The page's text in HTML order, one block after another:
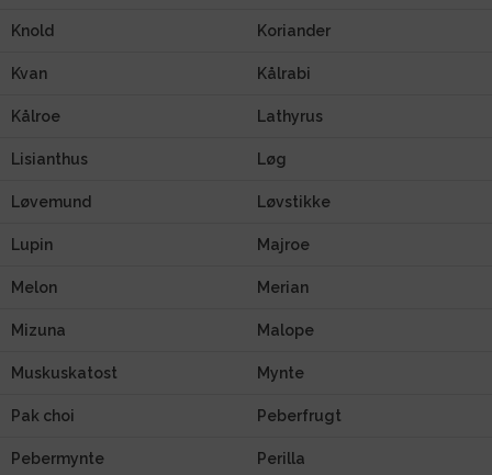
Knold Koriander
Kvan Kålrabi
Kålroe Lathyrus
Lisianthus Løg
Løvemund Løvstikke
Lupin Majroe
Melon Merian
Mizuna Malope
Muskuskatost Mynte
Pak choi Peberfrugt
Pebermynte Perilla